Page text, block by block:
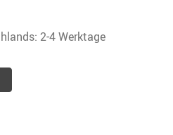
2-4 Werktage